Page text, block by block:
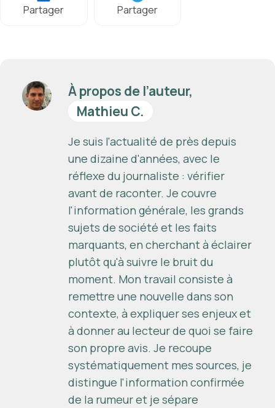
Partager Partager
À propos de l’auteur,
Mathieu C.
Je suis l'actualité de près depuis
une dizaine d'années, avec le
réflexe du journaliste : vérifier
avant de raconter. Je couvre
l'information générale, les grands
sujets de société et les faits
marquants, en cherchant à éclairer
plutôt qu'à suivre le bruit du
moment. Mon travail consiste à
remettre une nouvelle dans son
contexte, à expliquer ses enjeux et
à donner au lecteur de quoi se faire
son propre avis. Je recoupe
systématiquement mes sources, je
distingue l'information confirmée
de la rumeur et je sépare